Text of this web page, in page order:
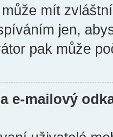
mít
jen,
pak může
e-mailový